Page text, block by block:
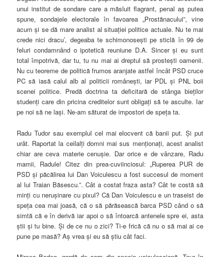
unui institut de sondare care a măsluit flagrant, penal aş putea
spune, sondajele electorale în favoarea „Prostănacului”, vine
acum şi se dă mare analist al situaţiei politice actuale. Nu te mai
crede nici dracu’, degeaba te schimonoseşti pe sticlă în 99 de
feluri condamnând o ipotetică reuniune D.A. Sincer şi eu sunt
total împotrivă, dar tu, tu nu mai ai dreptul să prosteşti oamenii.
Nu cu teoreme de politică frumos aranjate astfel încât PSD cruce
PC să iasă calul alb al politicii româneşti, iar PDL şi PNL boii
scenei politice. Predă doctrina ta deficitară de stânga bieţilor
studenţi care din pricina creditelor sunt obligaţi să te asculte. Iar
pe noi să ne laşi. Ne-am săturat de impostori de speţa ta.
Radu Tudor sau exemplul cel mai elocvent că banii put. Şi put
urât. Raportat la ceilalţi domni mai sus menţionaţi, acest analist
chiar are ceva materie cenuşie. Dar orice e de vânzare, Radu
mamii, Radule! Citez din prea-cuviinciosul: „Ruperea PUR de
PSD şi păcălirea lui Dan Voiculescu a fost succesul de moment
al lui Traian Băsescu.”. Cât a costat fraza asta? Cât te costă să
minţi cu neruşinare cu pixul? Că Dan Voiculescu e un traseist de
speţa cea mai joasă, că o să părăsească barca PSD când o să
simtă că e în derivă iar apoi o să întoarcă antenele spre ei, asta
ştii şi tu bine. Şi de ce nu o zici? Ti-e frică că nu o să mai ai ce
pune pe masă? Aş vrea şi eu să ştiu cât faci.